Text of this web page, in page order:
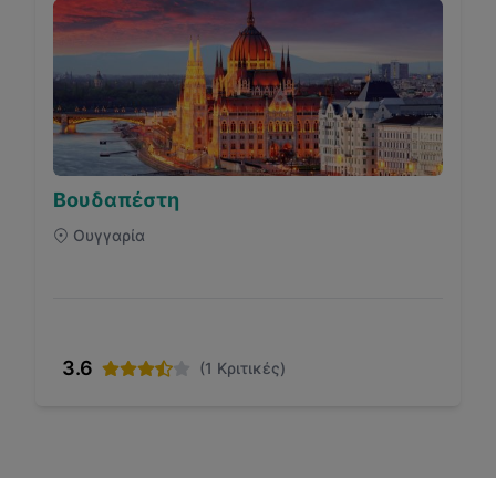
Βουδαπέστη
Ουγγαρία
3.6 (1 Κριτικές)